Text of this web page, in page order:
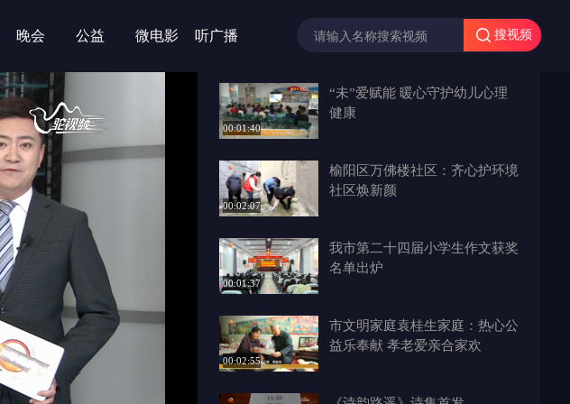
晚会 公益 微电影 听广播 搜视频
00:01:40
“未”爱赋能 暖心守护幼儿心理
健康
00:02:07
榆阳区万佛楼社区：齐心护环境
社区焕新颜
00:01:37
我市第二十四届小学生作文获奖
名单出炉
00:02:55
市文明家庭袁桂生家庭：热心公
益乐奉献 孝老爱亲合家欢